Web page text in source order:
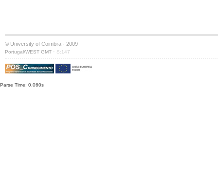
© University of Coimbra · 2009
Portugal/WEST GMT · S:147
Parse Time: 0.060s